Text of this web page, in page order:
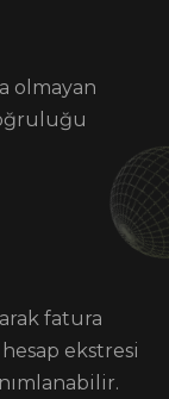
olmayan
fatura
ekstresi